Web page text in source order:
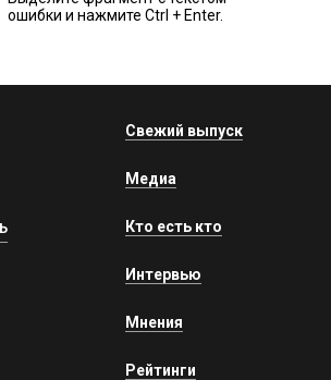
ошибки и нажмите Ctrl + Enter.
Свежий выпуск
Медиа
Кто есть кто
Интервью
Мнения
Рейтинги